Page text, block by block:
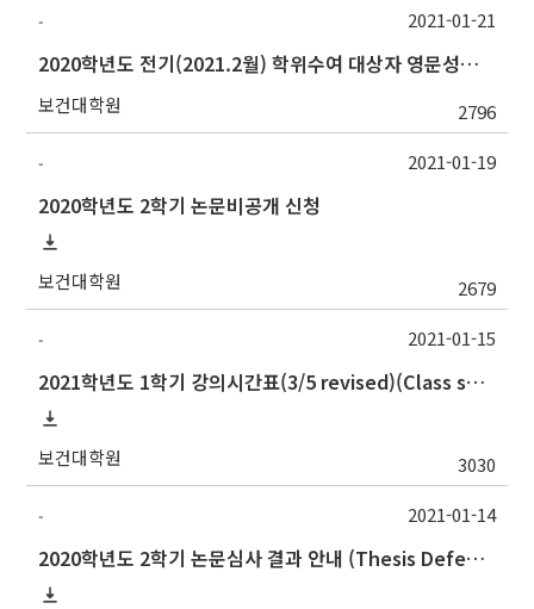
-
2020학년도 전기(2021.2월) 학위수여 대상자 영문성명 확인 안내
보건대학원 2796
2021-01-21
-
2020학년도 2학기 논문비공개 신청
보건대학원 2679
2021-01-19
-
2021학년도 1학기 강의시간표(3/5 revised)(Class schedule, 2021 Spring semester)
보건대학원 3030
2021-01-15
-
2020학년도 2학기 논문심사 결과 안내 (Thesis Defense Result)
2021-01-14